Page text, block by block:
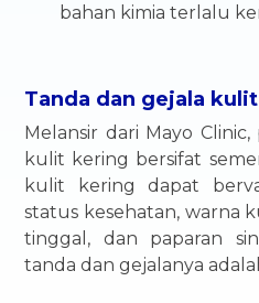
bahan kimia terlalu
Tanda dan gejala
Melansir dari Mayo
kulit kering bersifat
kulit kering dapat
status kesehatan, warna
tinggal, dan paparan
tanda dan gejalanya